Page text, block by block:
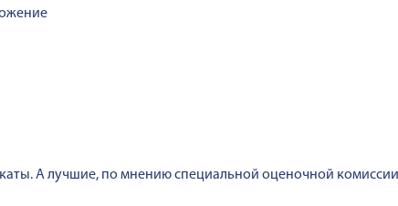
А лучшие, по мнению специальной оценочной